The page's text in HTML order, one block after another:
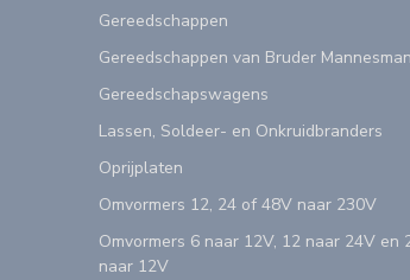
Gereedschappen
Gereedschappen van Bruder
Gereedschapswagens
Lassen, Soldeer- en Onkruidbranders
Oprijplaten
Omvormers 12, 24 of 48V naar 230V
Omvormers 6 naar 12V, 12 naar 24V en
naar 12V